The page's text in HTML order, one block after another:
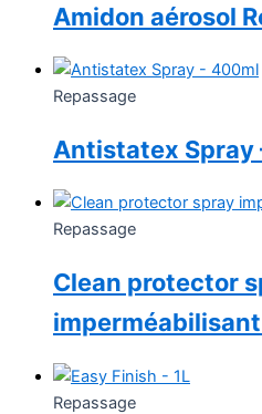
Amidon aérosol
Repassage
Antistatex Spray
Repassage
Clean protector
Repassage